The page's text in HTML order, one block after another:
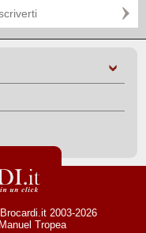
2003-2026
Tropea